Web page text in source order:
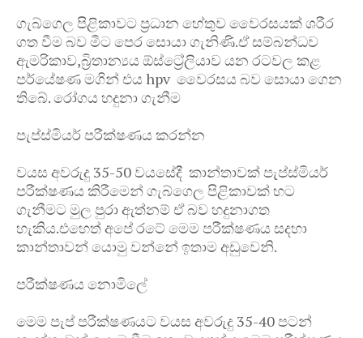
ගැබ්ගෙල පිළිකාවට ප්‍රධාන හේතුව වෛරසයක් ශරීර
ගත වීම බව මීට පෙර සොයා ගැනිණි.ඒ සම්බන්ධව
ඇමරිකාව,බ්‍රිතාන්‍යය ඕස්ට්‍රේලියාව යන රටවල කළ
පර්යේෂණ මගින් එය hpv වෛරසය බව සොයා ගෙන
තිබේ. රෝගය හදුනා ගැනීම
පැප්ස්මියර් පරීක්ෂණය කරන්න
වයස අවරුදු 35-50 වයසේදී කාන්තාවක් පැප්ස්මියර්
පරීක්ෂණය කිරීමෙන් ගැබ්ගෙල පිළිකාවක් හට
ගැනීමට මුල පුරා ඇත්නම් ඒ බව හදුනාගත
හැකිය.එහෙත් අපේ රටේ මෙම පරීක්ෂණය සදහා
කාන්තාවන් යොමු වන්නේ ඉතාම අඩුවෙනි.
පරීක්ෂණය නොමිලේ
මෙම පැප් පරීක්ෂණයට වයස අවරුදු 35-40 පටන්